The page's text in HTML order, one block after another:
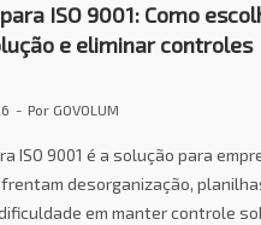
ISO 9001: Como
e eliminar controles
Por GOVOLUM
ISO 9001 é a solução para
desorganização,
em manter controle